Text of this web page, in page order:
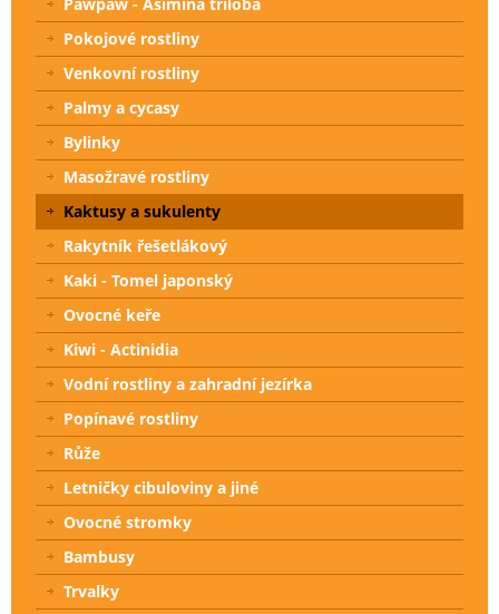
Pawpaw - Asimina triloba
Pokojové rostliny
Venkovní rostliny
Palmy a cycasy
Bylinky
Masožravé rostliny
Kaktusy a sukulenty
Rakytník řešetlákový
Kaki - Tomel japonský
Ovocné keře
Kiwi - Actinidia
Vodní rostliny a zahradní jezírka
Popínavé rostliny
Růže
Letničky cibuloviny a jiné
Ovocné stromky
Bambusy
Trvalky